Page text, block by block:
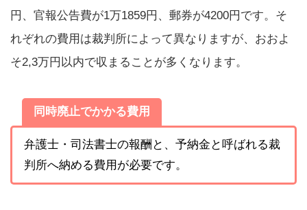
円、官報公告費が1万1859円、郵券が4200円です。そ
れぞれの費用は裁判所によって異なりますが、おおよ
そ2,3万円以内で収まることが多くなります。
同時廃止でかかる費用
弁護士・司法書士の報酬と、予納金と呼ばれる裁
判所へ納める費用が必要です。